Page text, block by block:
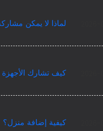
لماذا لا يمكن
كيف تشارك الأجهزة
كيفية إضافة منزل؟